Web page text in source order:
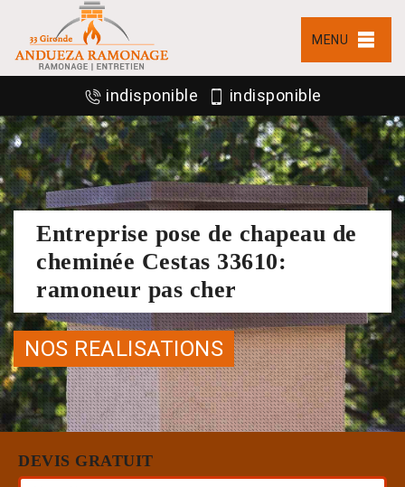
MENU
indisponible indisponible
Entreprise pose de chapeau de
cheminée Cestas 33610:
ramoneur pas cher
NOS REALISATIONS
DEVIS GRATUIT